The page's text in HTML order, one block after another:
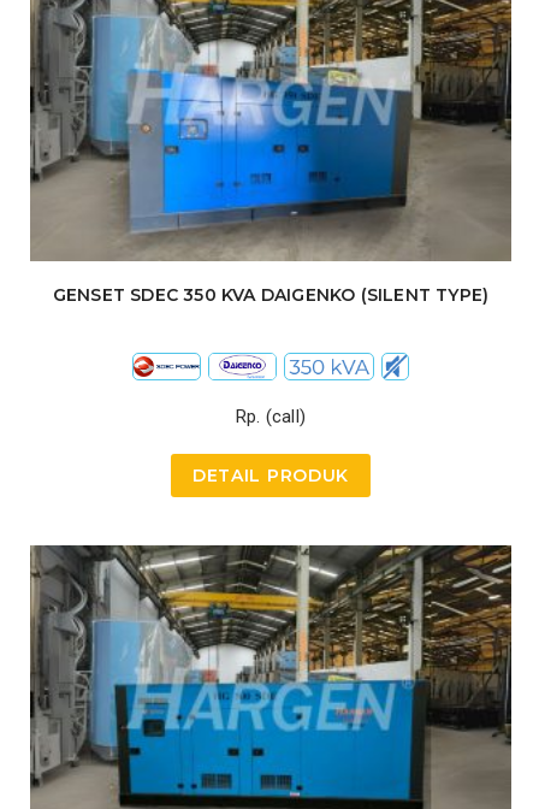
GENSET SDEC 350 KVA DAIGENKO (SILENT TYPE)
Rp. (call)
DETAIL PRODUK